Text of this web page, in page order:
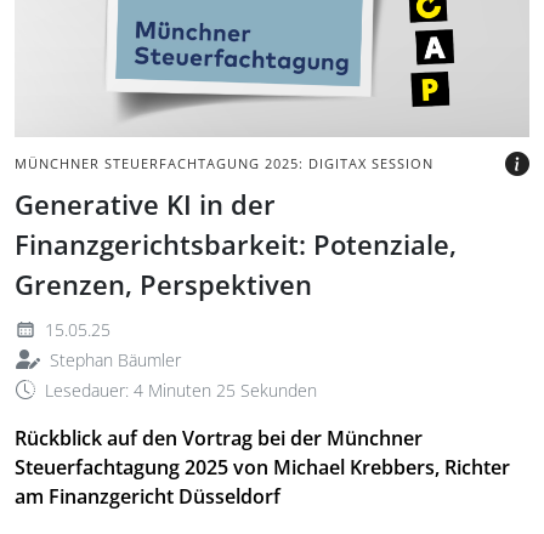
MÜNCHNER STEUERFACHTAGUNG 2025: DIGITAX SESSION
Generative KI in der
Finanzgerichtsbarkeit: Potenziale,
Grenzen, Perspektiven
15.05.25
Stephan Bäumler
Lesedauer: 4 Minuten 25 Sekunden
BILD:
@STEUERFACHTAGUNG.DE
Rückblick auf den Vortrag bei der Münchner
Steuerfachtagung 2025 von Michael Krebbers, Richter
am Finanzgericht Düsseldorf